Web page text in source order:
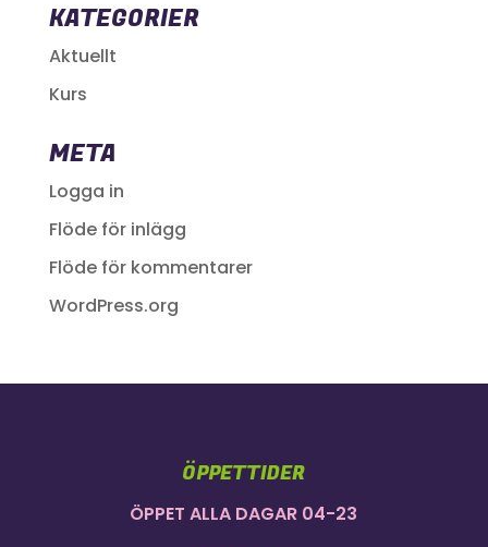
KATEGORIER
Aktuellt
Kurs
META
Logga in
Flöde för inlägg
Flöde för kommentarer
WordPress.org
ÖPPETTIDER
ÖPPET ALLA DAGAR 04-23